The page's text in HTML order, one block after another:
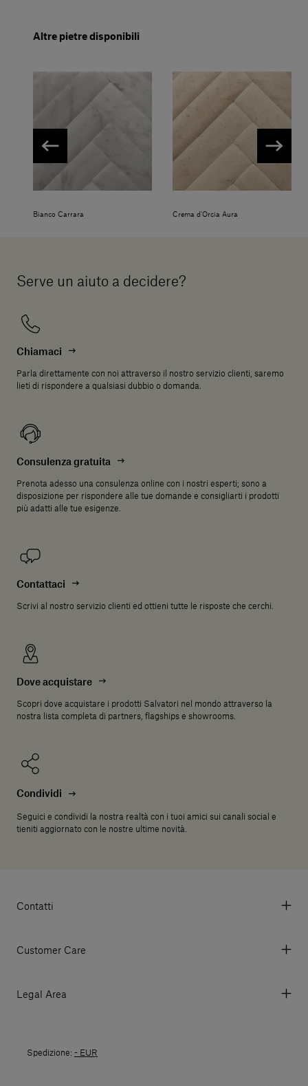
Altre pietre disponibili
Bianco Carrara Crema d'Orcia Aura
Serve un aiuto a decidere?
Chiamaci
Parla direttamente con noi attraverso il nostro servizio clienti, saremo
lieti di rispondere a qualsiasi dubbio o domanda.
Consulenza gratuita
Prenota adesso una consulenza online con i nostri esperti; sono a
disposizione per rispondere alle tue domande e consigliarti i prodotti
più adatti alle tue esigenze.
Contattaci
Scrivi al nostro servizio clienti ed ottieni tutte le risposte che cerchi.
Dove acquistare
Scopri dove acquistare i prodotti Salvatori nel mondo attraverso la
nostra lista completa di partners, flagships e showrooms.
Condividi
Seguici e condividi la nostra realtà con i tuoi amici sui canali social e
tieniti aggiornato con le nostre ultime novità.
Contatti
© 2026 Salvatori
Customer Care
I miei ordini
Resi
Legal Area
Politica di Reso
Spedizione: - EUR